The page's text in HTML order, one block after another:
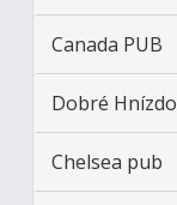
Canada PUB
Dobré Hnízdo
Chelsea pub